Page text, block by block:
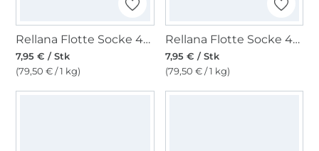
Rellana Flotte Socke 4-fach Kolibri, 6207
7,95 € / Stk
(79,50 € / 1 kg)
Rellana Flotte Socke 4-fach Kolibri, 6206
7,95 € / Stk
(79,50 € / 1 kg)